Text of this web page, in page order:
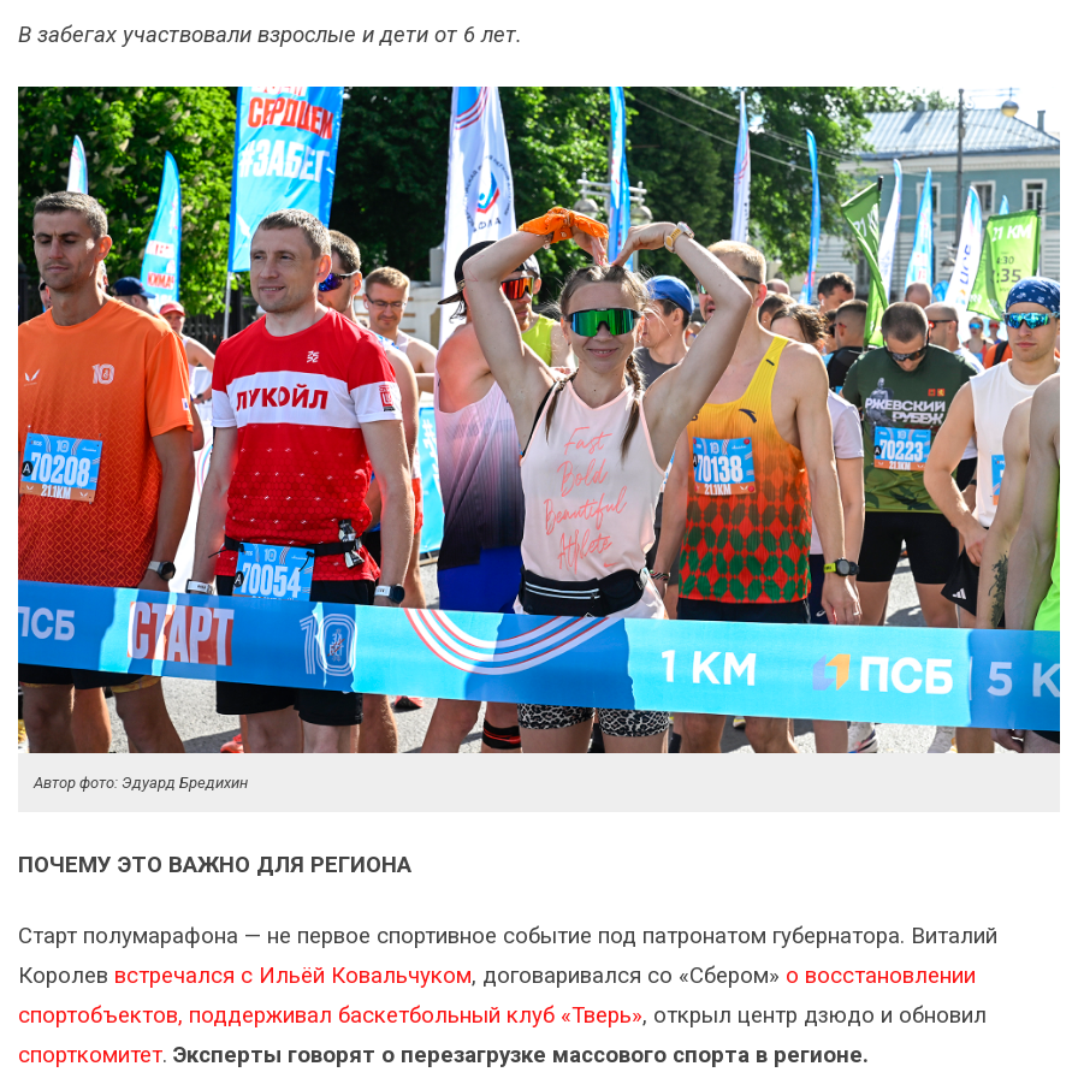
В забегах участвовали взрослые и дети от 6 лет.
Автор фото: Эдуард Бредихин
ПОЧЕМУ ЭТО ВАЖНО ДЛЯ РЕГИОНА
Старт полумарафона — не первое спортивное событие под патронатом губернатора. Виталий
Королев встречался с Ильёй Ковальчуком, договаривался со «Сбером» о восстановлении
спортобъектов, поддерживал баскетбольный клуб «Тверь», открыл центр дзюдо и обновил
спорткомитет. Эксперты говорят о перезагрузке массового спорта в регионе.